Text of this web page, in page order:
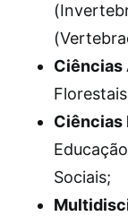
Ciências
Ciências
Sociais;